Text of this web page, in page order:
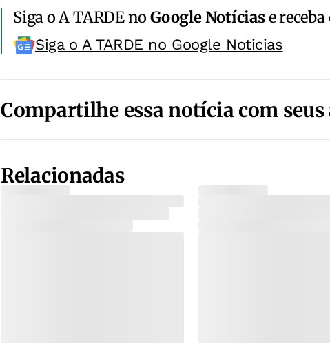
Siga o A TARDE noGoogle Notíciase
Siga o A TARDE no Google Noticias
Compartilhe essa notícia com
Relacionadas